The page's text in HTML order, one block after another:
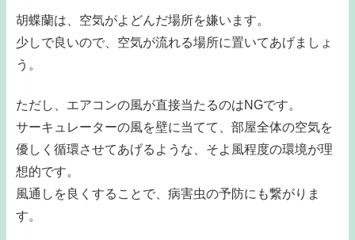
胡蝶蘭は、空気がよどんだ場所を嫌います。
少しで良いので、空気が流れる場所に置いてあげましょ
う。
ただし、エアコンの風が直接当たるのはNGです。
サーキュレーターの風を壁に当てて、部屋全体の空気を
優しく循環させてあげるような、そよ風程度の環境が理
想的です。
風通しを良くすることで、病害虫の予防にも繋がりま
す。